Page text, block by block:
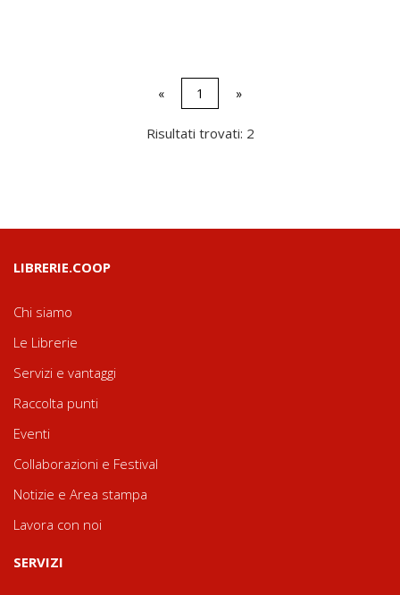
« 1 »
Risultati trovati: 2
LIBRERIE.COOP
Chi siamo
Le Librerie
Servizi e vantaggi
Raccolta punti
Eventi
Collaborazioni e Festival
Notizie e Area stampa
Lavora con noi
SERVIZI